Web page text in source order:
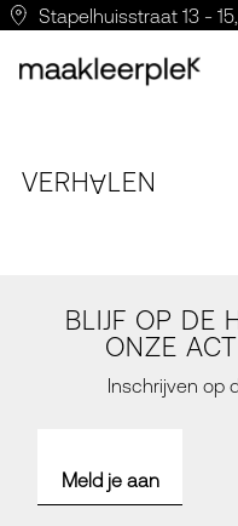
Stapelhuisstraat 13 -
VERHALEN
BLIJF OP DE
ONZE
Inschrijven op
Meld je aan